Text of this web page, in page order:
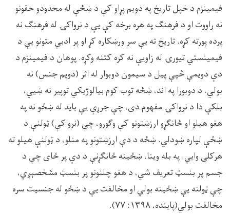
فيمينزم د خپل تاريخ په دويم پړاو کې د ښځې له محدودو حقونو
نه راووت او د فرهنګ په هره برخه کې يې د نرواکۍ له فرهنګ نه
پرده پورته کړه. تاريخ ته يې سر ورښکاره کړ او پر ادبي متونو يې د
فيمينستي تيورۍ له زاويې نه کره کتنه وکړه. پوهان د فيمينزم د
دې دويمې څپې پيل د سيمون دوبوار له اثر (دويم جنس) نه
بولي. د دوبورا په اند، ښځه توب کوم بيالوژيکي توپير نه ښيي،
بلکې دا د نرواکۍ مفهوم دى، چې جرړې يې بايد له ښځو نه په
هغو هيلو او ځانګړو ارزښتونو کې وګورو، چې (نرواکې) ټولنې د
ښځې لپاره ښودلي. ښځه د دې ارزښتونو په منلو، د ټولنې هيلو ته
هرکلى وايي. په بله وينا، ښځينه ځانګړنې د دې پر ځاى چې د
جسم پر بنسټ تعريف شي، د هغو چلنونو پر بنسټ مشخصېږي،
چې ټولنه يې ښځينه بولي او مخالفت يې د ښځو له جنسيت سره
مخالفت بولي(پاينده، ۱۳۹۸: ۷۷).